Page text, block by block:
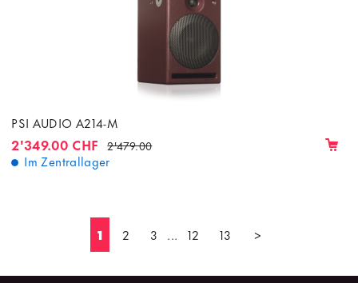
PSI AUDIO A214-M
2'349.00 CHF 2'479.00
Im Zentrallager
1 2 3 ... 12 13 >